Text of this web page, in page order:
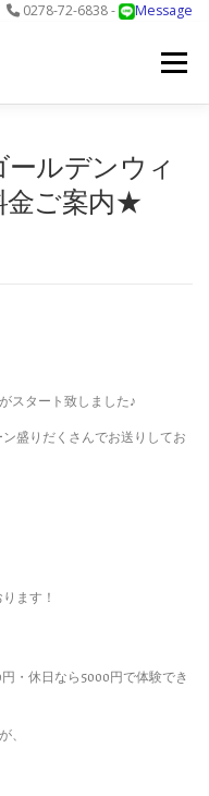
0278-72-6838 -
Message
メニュー
ルデンウィ
金ご案内★
スタート致しました♪
盛りだくさんでお送りしてお
ます！
・休日なら5000円で体験でき